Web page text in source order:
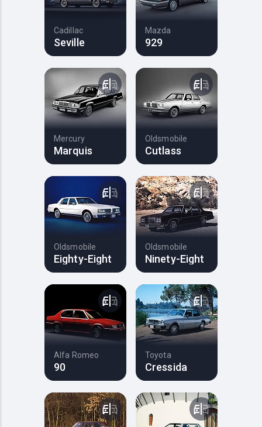
Cadillac
Seville
Mazda
929
Mercury
Marquis
Oldsmobile
Cutlass
Oldsmobile
Eighty-Eight
Oldsmobile
Ninety-Eight
Alfa Romeo
90
Toyota
Cressida